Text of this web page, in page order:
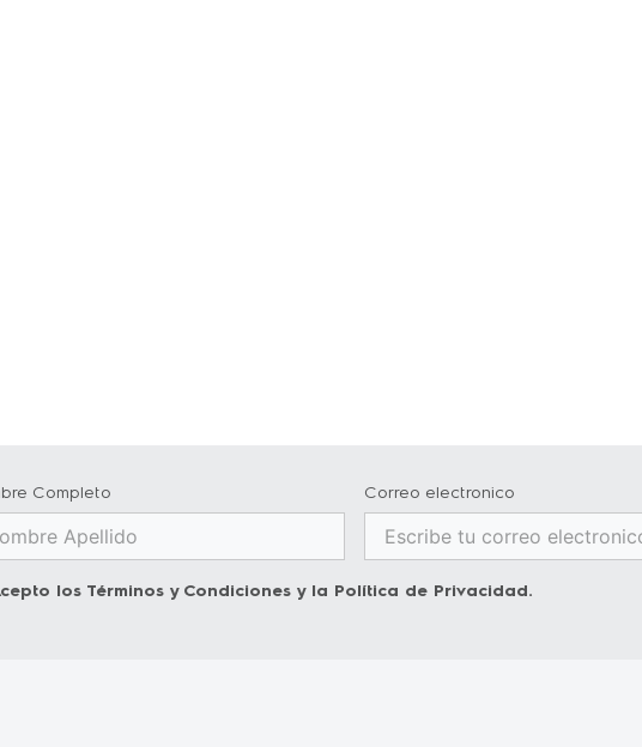
Completo Correo electronico
los Términos y Condicionesy la Política de Privacidad.